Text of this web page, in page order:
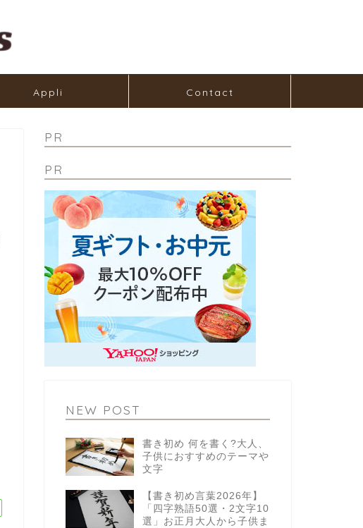
Appli Contact
PR
PR
NEW POST
書き初め 何を書く?大人、
子供におすすめのテーマや
文字
【書き初め言葉2026年】
「四字熟語50選・2文字10
選」お正月大人から子供ま